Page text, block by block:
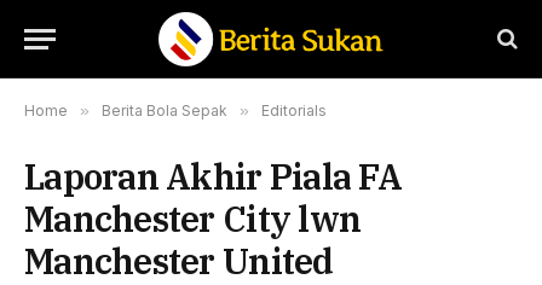
Home » Berita Bola Sepak » Editorials
Laporan Akhir Piala FA
Manchester City lwn
Manchester United